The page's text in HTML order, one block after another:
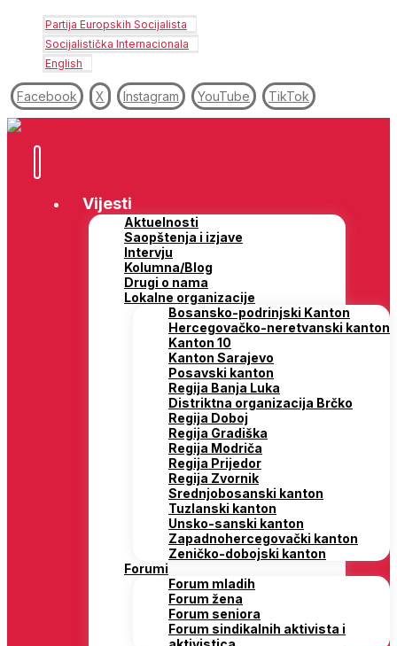
Partija Europskih Socijalista
Socijalistička Internacionala
English
Facebook X Instagram YouTube TikTok
Vijesti
Aktuelnosti
Saopštenja i izjave
Intervju
Kolumna/Blog
Drugi o nama
Lokalne organizacije
Bosansko-podrinjski Kanton
Hercegovačko-neretvanski kanton
Kanton 10
Kanton Sarajevo
Posavski kanton
Regija Banja Luka
Distriktna organizacija Brčko
Regija Doboj
Regija Gradiška
Regija Modriča
Regija Prijedor
Regija Zvornik
Srednjobosanski kanton
Tuzlanski kanton
Unsko-sanski kanton
Zapadnohercegovački kanton
Zeničko-dobojski kanton
Forumi
Forum mladih
Forum žena
Forum seniora
Forum sindikalnih aktivista i